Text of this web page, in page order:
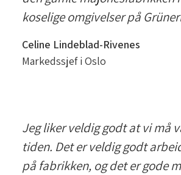
koselige omgivelser på
Celine Lindeblad-Rivenes
Markedssjef i Oslo
Jeg liker veldig godt at vi må
tiden. Det er veldig godt
på fabrikken, og det er gode